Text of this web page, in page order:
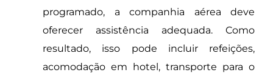
programado, a companhia aérea deve
oferecer assistência adequada. Como
resultado, isso pode incluir refeições,
acomodação em hotel, transporte para o